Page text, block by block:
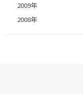
2009年
2008年